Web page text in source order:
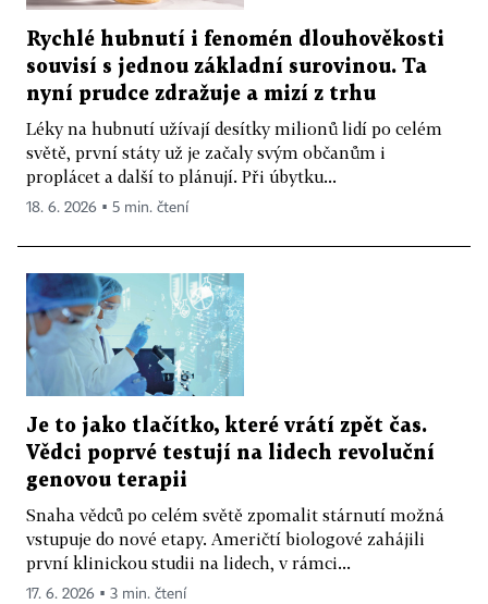
Rychlé hubnutí i fenomén dlouhověkosti
souvisí s jednou základní surovinou. Ta
nyní prudce zdražuje a mizí z trhu
Léky na hubnutí užívají desítky milionů lidí po celém
světě, první státy už je začaly svým občanům i
proplácet a další to plánují. Při úbytku...
18. 6. 2026 ▪ 5 min. čtení
Je to jako tlačítko, které vrátí zpět čas.
Vědci poprvé testují na lidech revoluční
genovou terapii
Snaha vědců po celém světě zpomalit stárnutí možná
vstupuje do nové etapy. Američtí biologové zahájili
první klinickou studii na lidech, v rámci...
17. 6. 2026 ▪ 3 min. čtení